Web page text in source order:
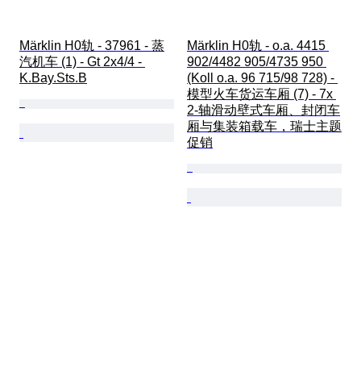
Märklin H0轨 - 37961 - 蒸
汽机车 (1) - Gt 2x4/4 -
K.Bay.Sts.B
Märklin H0轨 - o.a. 4415
902/4482 905/4735 950
(Koll o.a. 96 715/98 728) -
模型火车货运车厢 (7) - 7x
2-轴滑动壁式车厢、封闭车
厢与集装箱载车，瑞士主题
促销